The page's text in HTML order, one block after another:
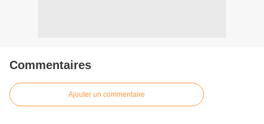
Commentaires
Ajouter un commentaire